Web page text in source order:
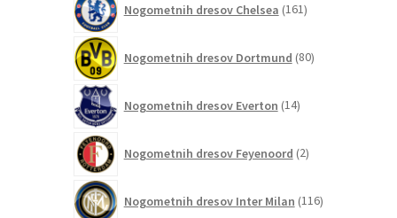
Nogometnih dresov Chelsea 161izdelkov
Nogometnih dresov Dortmund 80izdelkov
Nogometnih dresov Everton 14izdelkov
Nogometnih dresov Feyenoord 2izdelka
Nogometnih dresov Inter Milan 116izdelkov